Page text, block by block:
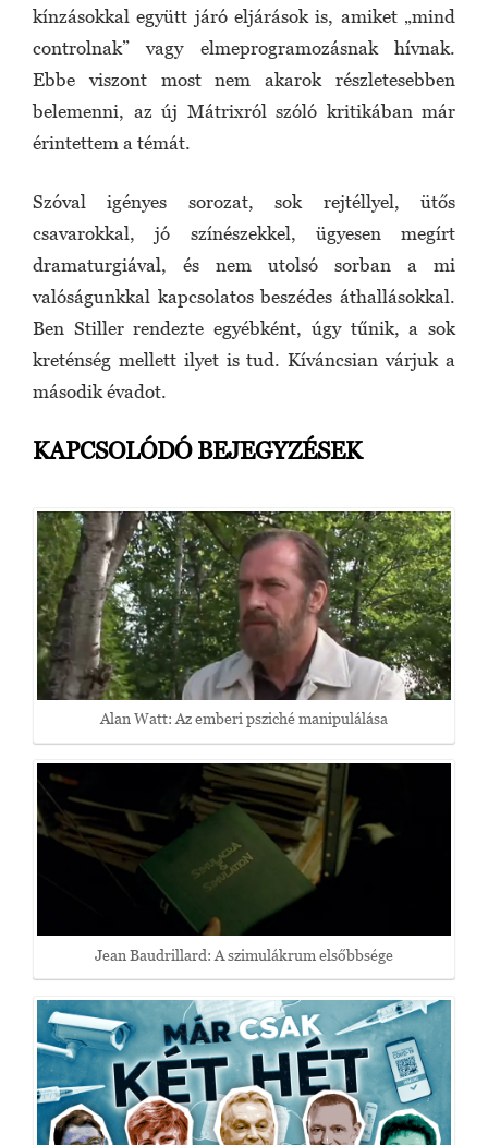
kínzásokkal együtt járó eljárások is, amiket „mind
controlnak” vagy elmeprogramozásnak hívnak.
Ebbe viszont most nem akarok részletesebben
belemenni, az új Mátrixról szóló kritikában már
érintettem a témát.
Szóval igényes sorozat, sok rejtéllyel, ütős
csavarokkal, jó színészekkel, ügyesen megírt
dramaturgiával, és nem utolsó sorban a mi
valóságunkkal kapcsolatos beszédes áthallásokkal.
Ben Stiller rendezte egyébként, úgy tűnik, a sok
kreténség mellett ilyet is tud. Kíváncsian várjuk a
második évadot.
KAPCSOLÓDÓ BEJEGYZÉSEK
Alan Watt: Az emberi psziché manipulálása
Jean Baudrillard: A szimulákrum elsőbbsége